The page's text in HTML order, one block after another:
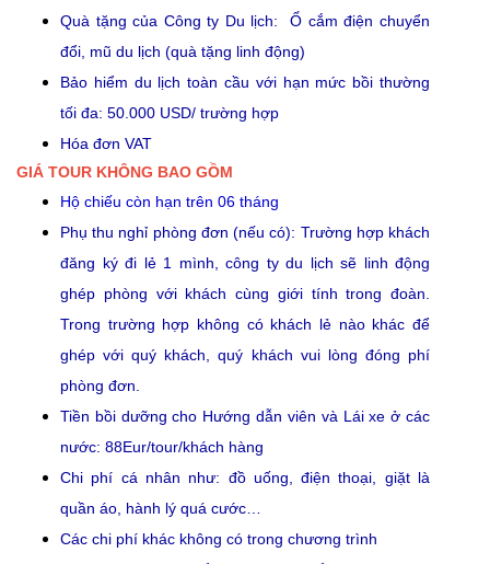
Quà tặng của Công ty Du lịch: Ổ cắm điện chuyển
đổi, mũ du lịch (quà tặng linh động)
Bảo hiểm du lịch toàn cầu với hạn mức bồi thường
tối đa: 50.000 USD/ trường hợp
Hóa đơn VAT
GIÁ TOUR KHÔNG BAO GỒM
Hộ chiếu còn hạn trên 06 tháng
Phụ thu nghỉ phòng đơn (nếu có): Trường hợp khách
đăng ký đi lẻ 1 mình, công ty du lịch sẽ linh động
ghép phòng với khách cùng giới tính trong đoàn.
Trong trường hợp không có khách lẻ nào khác để
ghép với quý khách, quý khách vui lòng đóng phí
phòng đơn.
Tiền bồi dưỡng cho Hướng dẫn viên và Lái xe ở các
nước: 88Eur/tour/khách hàng
Chi phí cá nhân như: đồ uống, điện thoại, giặt là
quần áo, hành lý quá cước…
Các chi phí khác không có trong chương trình